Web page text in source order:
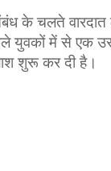
के चलते वारदात
युवकों में से एक
शुरू कर दी है।